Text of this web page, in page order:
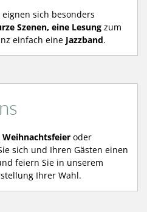
sich besonders
Szenen, eine Lesung zum
einfach eine Jazzband.
oder
sich und Ihren Gästen einen
feiern Sie in unserem
Ihrer Wahl.